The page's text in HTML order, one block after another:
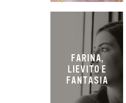
FARINA,
LIEVITO E
FANTASIA